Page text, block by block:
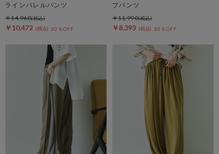
ラインバレルパンツ
￥10,472 30％OFF
￥14,960
ブパンツ
￥8,393 30％OFF
￥11,990